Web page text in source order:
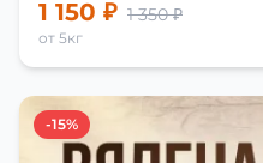
1 150 ₽ 1 350 ₽
от 5кг
-15%